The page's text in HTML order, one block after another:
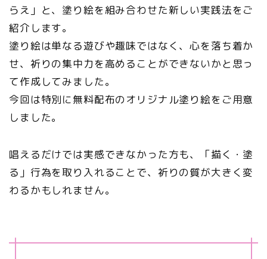
らえ」と、塗り絵を組み合わせた新しい実践法をご
紹介します。
塗り絵は単なる遊びや趣味ではなく、心を落ち着か
せ、祈りの集中力を高めることができないかと思っ
て作成してみました。
今回は特別に無料配布のオリジナル塗り絵をご用意
しました。
唱えるだけでは実感できなかった方も、「描く・塗
る」行為を取り入れることで、祈りの質が大きく変
わるかもしれません。